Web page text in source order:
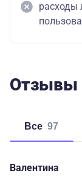
расходы
Отзывы
Все 97
Валентина